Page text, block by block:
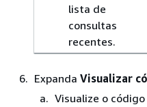
lista de
consultas
recentes.
Expanda Visualizar
Visualize o